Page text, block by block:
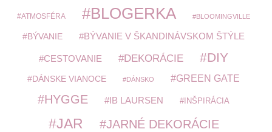
ATMOSFÉRA BLOGERKA BLOOMINGVILLE
BÝVANIE BÝVANIE V ŠKANDINÁVSKOM ŠTÝLE
CESTOVANIE DEKORÁCIE DIY
DÁNSKE VIANOCE DÁNSKO GREEN GATE
HYGGE IB LAURSEN INŠPIRÁCIA
JAR JARNÉ DEKORÁCIE